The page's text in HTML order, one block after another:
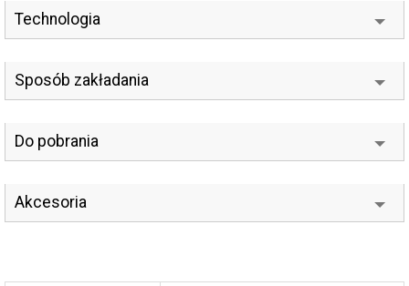
Technologia
Sposób zakładania
Do pobrania
Akcesoria